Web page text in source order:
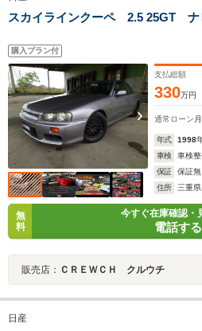
スカイラインクーペ 2.5 25GT ナ
購入プラン付
支払総額
330万円
通常ローン
年式 1998
車検
車検
保証
保証無
住所
三重
無
料
今すぐ在庫確認・
電話する
販売店： ＣＲＥＷＣＨ クルウチ
日産